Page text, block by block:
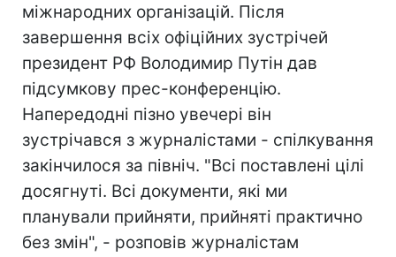
міжнародних організацій. Після
завершення всіх офіційних зустрічей
президент РФ Володимир Путін дав
підсумкову прес-конференцію.
Напередодні пізно увечері він
зустрічався з журналістами - спілкування
закінчилося за північ. "Всі поставлені цілі
досягнуті. Всі документи, які ми
планували прийняти, прийняті практично
без змін", - розповів журналістам